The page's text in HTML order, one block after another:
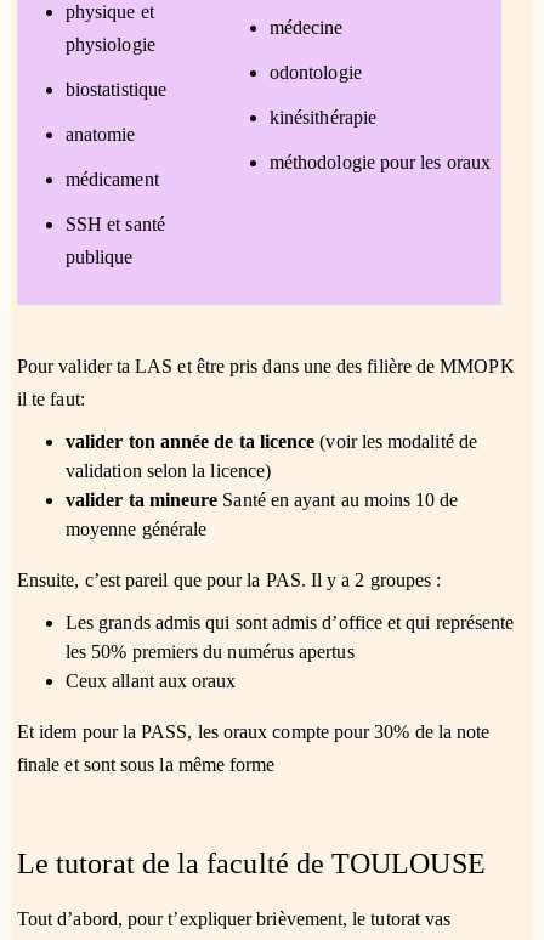
physique et
physiologie
biostatistique
anatomie
médicament
SSH et santé
publique
médecine
odontologie
kinésithérapie
méthodologie pour les oraux
Pour valider ta LAS et être pris dans une des filière de MMOPK
il te faut:
valider ton année de ta licence (voir les modalité de
validation selon la licence)
valider ta mineure Santé en ayant au moins 10 de
moyenne générale
Ensuite, c’est pareil que pour la PAS. Il y a 2 groupes :
Les grands admis qui sont admis d’office et qui représente
les 50% premiers du numérus apertus
Ceux allant aux oraux
Et idem pour la PASS, les oraux compte pour 30% de la note
finale et sont sous la même forme
Le tutorat de la faculté de TOULOUSE
Tout d’abord, pour t’expliquer brièvement, le tutorat vas